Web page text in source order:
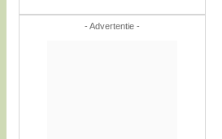
- Advertentie -